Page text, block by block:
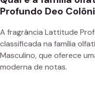
Profundo Deo
A fragrância Lattitude
classificada na família
Masculino, que oferece
moderna de notas.